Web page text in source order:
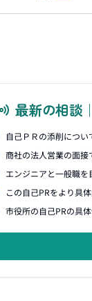
最新の相談
自己ＰＲの添削につ
商社の法人営業の面接
エンジニアと一般職
この自己PRをより具
市役所の自己PRの具